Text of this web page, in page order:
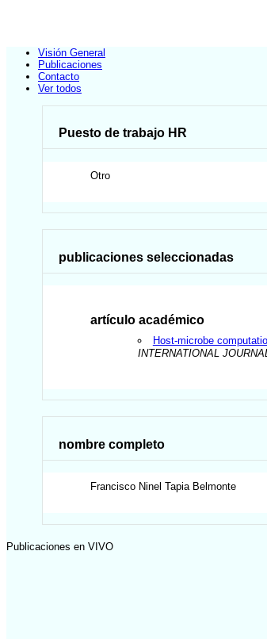
Visión General
Publicaciones
Contacto
Ver todos
Puesto de trabajo HR
Otro
publicaciones seleccionadas
artículo académico
Host-microbe
INTERNATIONAL
nombre completo
Francisco Ninel Tapia Belmonte
Publicaciones en VIVO